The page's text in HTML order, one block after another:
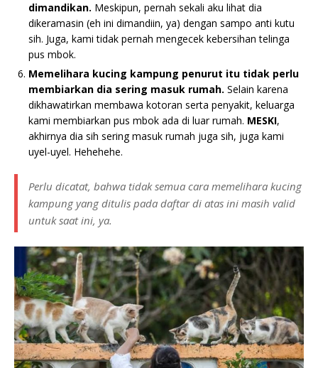
dimandikan. Meskipun, pernah sekali aku lihat dia
dikeramasin (eh ini dimandiin, ya) dengan sampo anti kutu
sih. Juga, kami tidak pernah mengecek kebersihan telinga
pus mbok.
Memelihara kucing kampung penurut itu tidak perlu
membiarkan dia sering masuk rumah. Selain karena
dikhawatirkan membawa kotoran serta penyakit, keluarga
kami membiarkan pus mbok ada di luar rumah. MESKI,
akhirnya dia sih sering masuk rumah juga sih, juga kami
uyel-uyel. Hehehehe.
Perlu dicatat, bahwa tidak semua cara memelihara kucing
kampung yang ditulis pada daftar di atas ini masih valid
untuk saat ini, ya.